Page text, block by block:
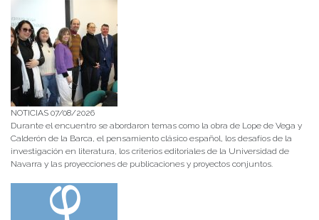
NOTICIAS 07/08/2026
Durante el encuentro se abordaron temas como la obra de Lope de Vega y
Calderón de la Barca, el pensamiento clásico español, los desafíos de la
investigación en literatura, los criterios editoriales de la Universidad de
Navarra y las proyecciones de publicaciones y proyectos conjuntos.